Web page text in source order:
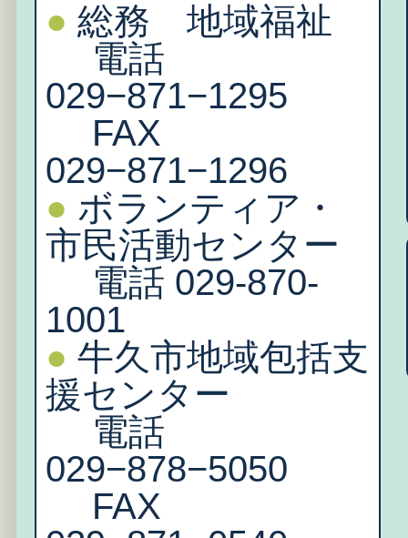
● 総務 地域福祉
電話
029−871−1295
FAX
029−871−1296
● ボランティア・
市民活動センター
電話 029-870-
1001
● 牛久市地域包括支
援センター
電話
029−878−5050
FAX